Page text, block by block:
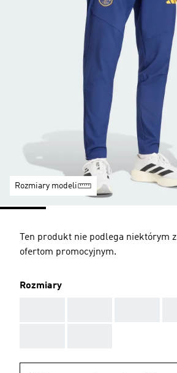
Rozmiary modeli
Ten produkt nie podlega niektórym
ofertom promocyjnym.
Rozmiary